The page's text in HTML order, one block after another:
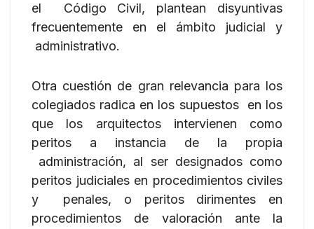
el Código Civil, plantean disyuntivas
frecuentemente en el ámbito judicial y
administrativo.
Otra cuestión de gran relevancia para los
colegiados radica en los supuestos en los
que los arquitectos intervienen como
peritos a instancia de la propia
administración, al ser designados como
peritos judiciales en procedimientos civiles
y penales, o peritos dirimentes en
procedimientos de valoración ante la